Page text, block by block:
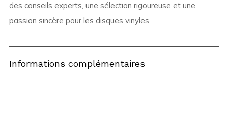
des conseils experts, une sélection rigoureuse et une
passion sincère pour les disques vinyles.
Informations complémentaires